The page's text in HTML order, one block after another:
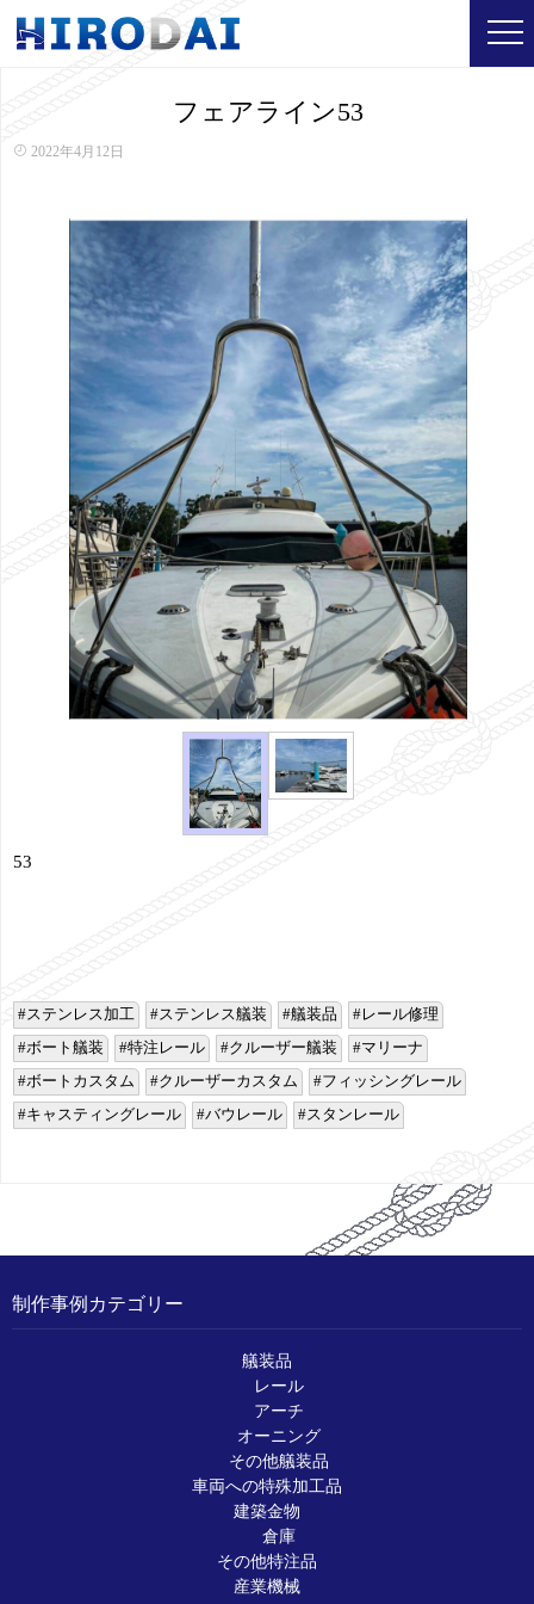
フェアライン53
2022年4月12日
53
ステンレス加工 ステンレス艤装 艤装品
レール修理
ボート艤装
特注レール クルーザー艤装
マリーナ
ボートカスタム
クルーザーカスタム
フィッシングレール
キャスティングレール
バウレール スタンレール
制作事例カテゴリー
艤装品
レール
アーチ
オーニング
その他艤装品
車両への特殊加工品
建築金物
倉庫
その他特注品
産業機械